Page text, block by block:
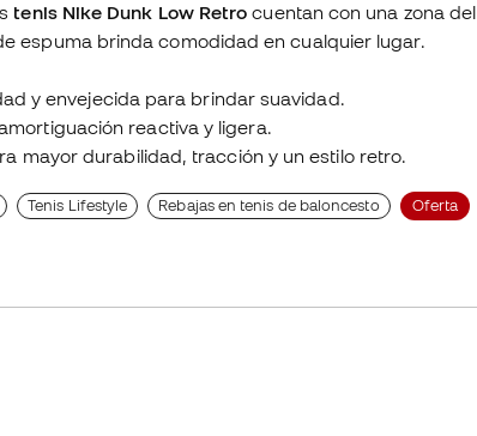
tenis Nike Dunk Low Retro cuentan con una zona del
espuma brinda comodidad en cualquier lugar.
y envejecida para brindar suavidad.
reactiva y ligera.
mayor durabilidad, tracción y un estilo retro.
Tenis Lifestyle Rebajas en tenis de baloncesto Oferta